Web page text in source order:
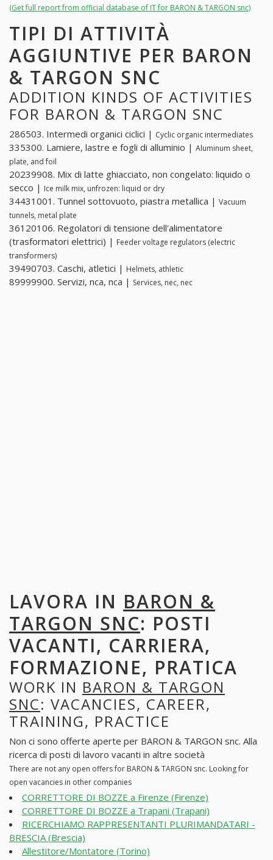
(Get full report from official database of IT for BARON & TARGON snc)
TIPI DI ATTIVITÀ
AGGIUNTIVE PER BARON
& TARGON SNC
ADDITION KINDS OF ACTIVITIES
FOR BARON & TARGON SNC
286503. Intermedi organici ciclici | Cyclic organic intermediates
335300. Lamiere, lastre e fogli di alluminio | Aluminum sheet,
plate, and foil
20239908. Mix di latte ghiacciato, non congelato: liquido o
secco | Ice milk mix, unfrozen: liquid or dry
34431001. Tunnel sottovuoto, piastra metallica | Vacuum
tunnels, metal plate
36120106. Regolatori di tensione dell'alimentatore
(trasformatori elettrici) | Feeder voltage regulators (electric
transformers)
39490703. Caschi, atletici | Helmets, athletic
89999900. Servizi, nca, nca | Services, nec, nec
LAVORA IN BARON &
TARGON SNC: POSTI
VACANTI, CARRIERA,
FORMAZIONE, PRATICA
WORK IN BARON & TARGON
SNC: VACANCIES, CAREER,
TRAINING, PRACTICE
Non ci sono offerte aperte per BARON & TARGON snc. Alla
ricerca di posti di lavoro vacanti in altre società
There are not any open offers for BARON & TARGON snc. Looking for
open vacancies in other companies
CORRETTORE DI BOZZE a Firenze (Firenze)
CORRETTORE DI BOZZE a Trapani (Trapani)
RICERCHIAMO RAPPRESENTANTI PLURIMANDATARI -
BRESCIA (Brescia)
Allestitore/Montatore (Torino)